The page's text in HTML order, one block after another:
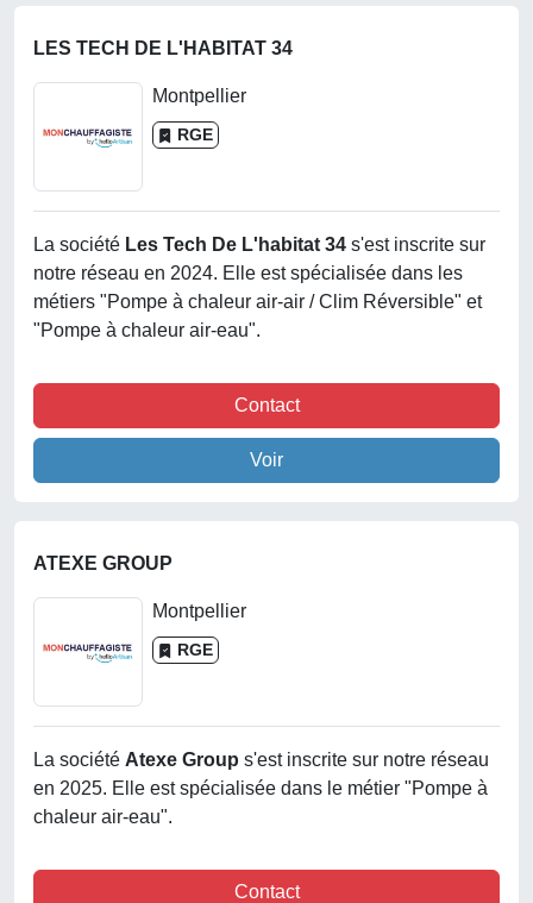
LES TECH DE L'HABITAT 34
Montpellier
RGE
La société Les Tech De L'habitat 34 s'est inscrite sur
notre réseau en 2024. Elle est spécialisée dans les
métiers "Pompe à chaleur air-air / Clim Réversible" et
"Pompe à chaleur air-eau".
Contact
Voir
ATEXE GROUP
Montpellier
RGE
La société Atexe Group s'est inscrite sur notre réseau
en 2025. Elle est spécialisée dans le métier "Pompe à
chaleur air-eau".
Contact